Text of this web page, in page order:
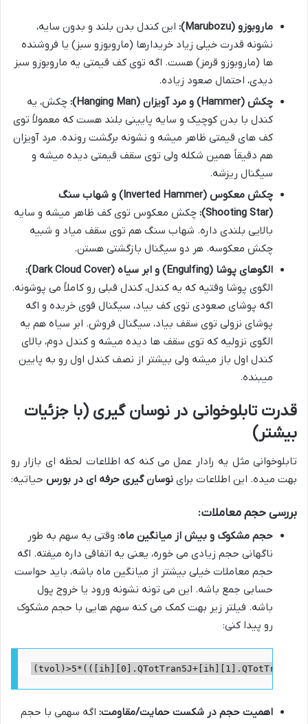
ماروبوزو (Marubozu):
این کندل بدن بلند و بدون سایه،
نشونه قدرت خیلی زیاد خریدارها (ماروبوزو سبز) یا فروشنده
ها (ماروبوزو قرمز) هست. اگه توی کف قیمتی یه ماروبوزو سبز
دیدی، احتمال صعود زیاده.
چکش (Hammer) و مرد آویزان (Hanging Man):
چکش، یه
کندل با بدن کوچیک و سایه پایینی بلند هست که معمولاً توی
کف های قیمتی ظاهر میشه و نشونه برگشت رونده. مرد آویزان
هم دقیقاً همین شکله ولی توی سقف قیمتی دیده میشه و
سیگنال ریزشه.
چکش معکوس (Inverted Hammer) و شهاب سنگ
(Shooting Star):
چکش معکوس توی کف ظاهر میشه و سایه
بالایی بلندی داره. شهاب سنگ هم توی سقف میاد و شبیه
چکش معکوسه. هر دو سیگنال بازگشتی هستن.
الگوهای پوشا (Engulfing) و ابر سیاه (Dark Cloud Cover):
الگوی پوشا وقتیه که یه کندل، کندل قبلی رو کاملاً می پوشونه.
اگه پوشای صعودی توی کف بیاد، سیگنال قوی خریده و اگه
پوشای نزولی توی سقف بیاد، سیگنال فروش. ابر سیاه هم یه
الگوی نزولیه که توی سقف ها دیده میشه و کندل دوم، بالای
کندل اول باز میشه ولی بیشتر از نصف کندل اول رو به پایین
میبنده.
قدرت تابلوخوانی در نوسان گیری (با جزئیات
بیشتر)
تابلوخوانی مثل یه رادار عمل می کنه که اطلاعات لحظه ای بازار رو
بهت میده. این اطلاعات برای نوسان گیری حرفه ای در بورس حیاتیه:
بررسی حجم معاملات:
حجم مشکوک و بیش از میانگین ماه: وقتی یه سهم به طور
ناگهانی حجم زیادی می خوره، یعنی یه اتفاقی داره میفته. اگه
حجم معاملات خیلی بیشتر از میانگین ماه باشه، باید حواست
حسابی جمع باشه. این می تونه نشونه ورود یا خروج پول
باشه. فیلتر زیر بهت کمک می کنه سهم هایی با حجم مشکوک
رو پیدا کنی:
اهمیت حجم در شکست حمایت/مقاومت: اگه سهمی با حجم